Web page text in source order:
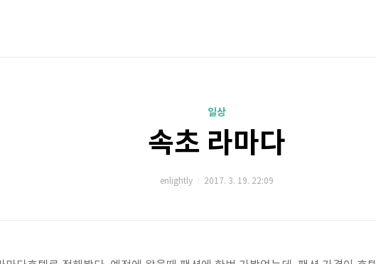
일상
속초 라마다
enlightly 2017. 3. 19. 22:09